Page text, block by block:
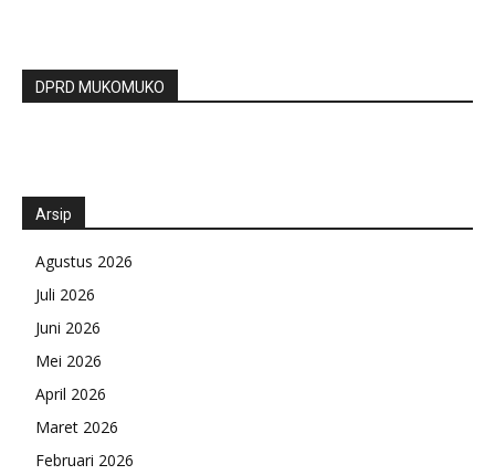
DPRD MUKOMUKO
Arsip
Agustus 2026
Juli 2026
Juni 2026
Mei 2026
April 2026
Maret 2026
Februari 2026